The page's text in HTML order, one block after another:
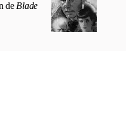
de Blade